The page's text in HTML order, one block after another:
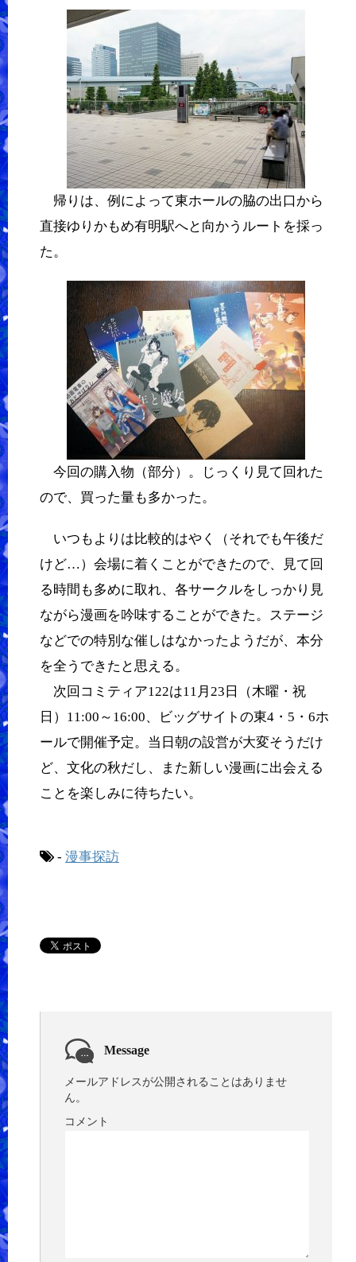
帰りは、例によって東ホールの脇の出口から
直接ゆりかもめ有明駅へと向かうルートを採っ
た。
今回の購入物（部分）。じっくり見て回れた
ので、買った量も多かった。
いつもよりは比較的はやく（それでも午後だ
けど…）会場に着くことができたので、見て回
る時間も多めに取れ、各サークルをしっかり見
ながら漫画を吟味することができた。ステージ
などでの特別な催しはなかったようだが、本分
を全うできたと思える。
次回コミティア122は11月23日（木曜・祝
日）11:00～16:00、ビッグサイトの東4・5・6ホ
ールで開催予定。当日朝の設営が大変そうだけ
ど、文化の秋だし、また新しい漫画に出会える
ことを楽しみに待ちたい。
- 漫事探訪
Message
メールアドレスが公開されることはありませ
ん。
コメント